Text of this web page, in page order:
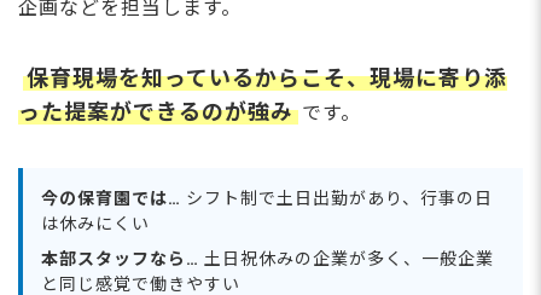
企画などを担当します。
保育現場を知っているからこそ、現場に寄り添
った提案ができるのが強み です。
今の保育園では… シフト制で土日出勤があり、行事の日
は休みにくい
本部スタッフなら… 土日祝休みの企業が多く、一般企業
と同じ感覚で働きやすい